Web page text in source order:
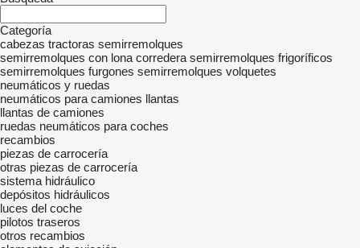
Categoría
cabezas tractoras semirremolques
semirremolques con lona corredera semirremolques frigoríficos
semirremolques furgones semirremolques volquetes
neumáticos y ruedas
neumáticos para camiones llantas
llantas de camiones
ruedas neumáticos para coches
recambios
piezas de carrocería
otras piezas de carrocería
sistema hidráulico
depósitos hidráulicos
luces del coche
pilotos traseros
otros recambios